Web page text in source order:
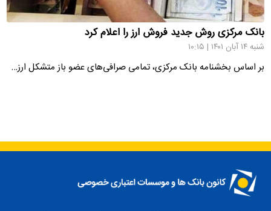
بانک مرکزی روش جدید فروش ارز را اعلام کرد
شنبه ۱۴ آبان ۱۴۰۱ | ۱۰:۱۵
بر اساس بخشنامه بانک مرکزی، تمامی صرافی‌های عضو باز متشکل ارز…